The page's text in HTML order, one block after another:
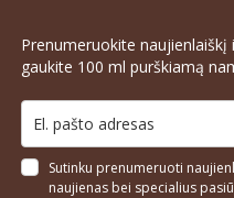
Prenumeruokite
gaukite 100 ml purškiamą
Sutinku prenumeruoti
naujienas bei specialius